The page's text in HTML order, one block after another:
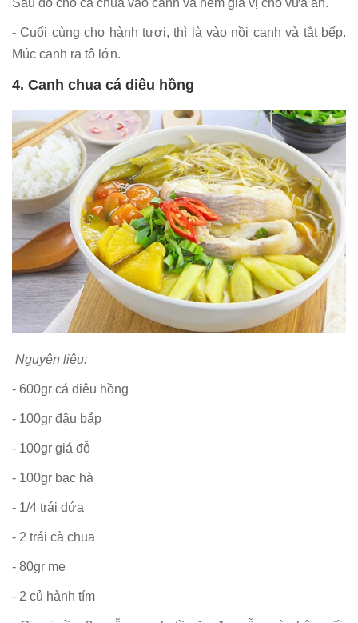
Sau đó cho cà chua vào canh và nêm gia vị cho vừa ăn.
- Cuối cùng cho hành tươi, thì là vào nồi canh và tắt bếp.
Múc canh ra tô lớn.
4. Canh chua cá diêu hồng
Nguyên liệu:
- 600gr cá diêu hồng
- 100gr đậu bắp
- 100gr giá đỗ
- 100gr bạc hà
- 1/4 trái dứa
- 2 trái cà chua
- 80gr me
- 2 củ hành tím